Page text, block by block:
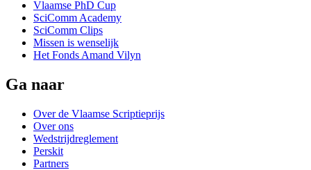
Vlaamse PhD Cup
SciComm Academy
SciComm Clips
Missen is wenselijk
Het Fonds Amand Vilyn
Ga naar
Over de Vlaamse Scriptieprijs
Over ons
Wedstrijdreglement
Perskit
Partners